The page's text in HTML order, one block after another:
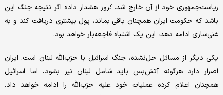
ریاست‌جمهوری خود از آن خارج شد. کروز هشدار داده اگر نتیجه جنگ این
باشد که حکومت ایران همچنان باقی بماند، پول بیشتری دریافت کند و به
غنی‌سازی ادامه دهد، این یک اشتباه فاجعه‌بار خواهد بود.
یکی دیگر از مسائل حل‌نشده، جنگ اسرائیل با حزب‌الله لبنان است. ایران
اصرار دارد هرگونه آتش‌بس باید شامل لبنان نیز بشود، اما اسرائیل
همچنان اعلام کرده عملیات خود علیه حزب‌الله را ادامه خواهد داد.